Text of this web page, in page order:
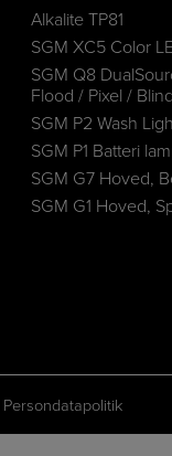
Alkalite TP81
SGM XC5 Color
SGM Q8
Flood / Pixel /
SGM P2 Wash
SGM P1 Batteri
SGM G7 Hoved,
SGM G1 Hoved,
Persondatapolitik